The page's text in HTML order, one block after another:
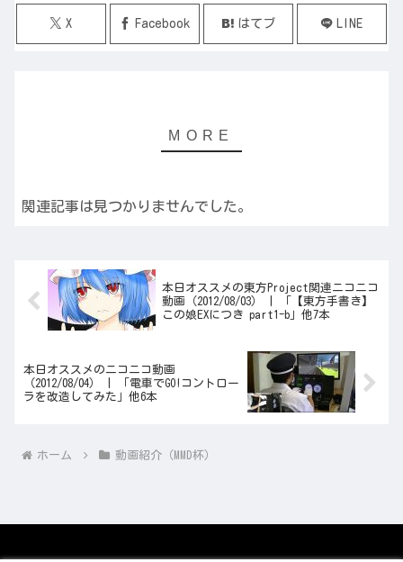
X Facebook はてブ LINE
関連記事は見つかりませんでした。
本日オススメの東方Project関連ニコニコ
動画（2012/08/03） | 「【東方手書き】
この娘EXにつき part1-b」他7本
本日オススメのニコニコ動画
（2012/08/04） | 「電車でGO!コントロー
ラを改造してみた」他6本
ホーム 動画紹介（MMD杯）